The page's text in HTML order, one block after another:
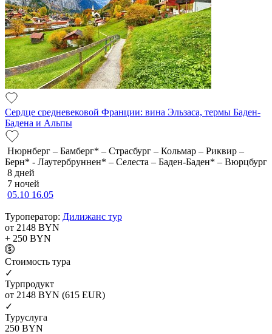
Сердце средневековой Франции: вина Эльзаса, термы Баден-
Бадена и Альпы
Нюрнберг – Бамберг* – Страсбург – Кольмар – Риквир –
Берн* - Лаутербруннен* – Селеста – Баден-Баден* – Вюрцбург
8 дней
7 ночей
05.10 16.05
Туроператор: Дилижанс тур
от 2148 BYN
+ 250 BYN
Cтоимость тура
✓
Турпродукт
от 2148 BYN (615 EUR)
✓
Туруслуга
250 BYN